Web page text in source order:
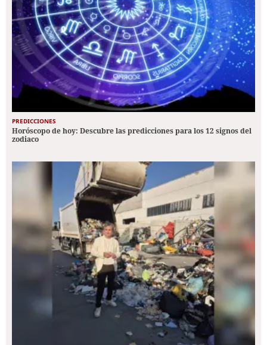
PREDICCIONES
Horóscopo de hoy: Descubre las predicciones para los 12 signos del
zodiaco